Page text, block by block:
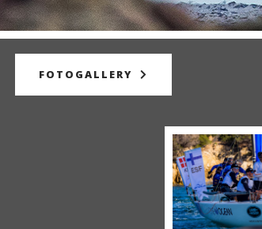
FOTOGALLERY